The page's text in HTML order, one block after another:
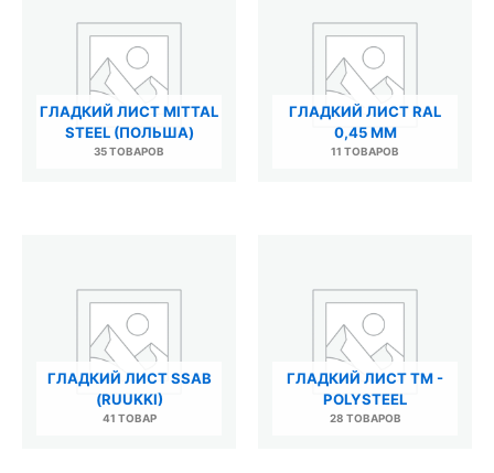
ГЛАДКИЙ ЛИСТ MITTAL
STEEL (ПОЛЬША)
35 ТОВАРОВ
ГЛАДКИЙ ЛИСТ RAL
0,45 ММ
11 ТОВАРОВ
ГЛАДКИЙ ЛИСТ SSAB
(RUUKKI)
41 ТОВАР
ГЛАДКИЙ ЛИСТ ТМ -
POLYSTEEL
28 ТОВАРОВ